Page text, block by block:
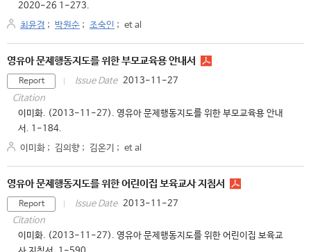
2020-26 1-273.
최윤경 ; 박원순 ; 조숙인 ; et al
영유아 문제행동지도를 위한 부모교육용 안내서
Report Issue Date 2013-11-27
Citation
이미화. (2013-11-27). 영유아 문제행동지도를 위한 부모교육용 안내
서. 1-184.
이미화 ; 김의향 ; 김온기 ; et al
영유아 문제행동지도를 위한 어린이집 보육교사 지침서
Report Issue Date 2013-11-27
Citation
이미화. (2013-11-27). 영유아 문제행동지도를 위한 어린이집 보육교